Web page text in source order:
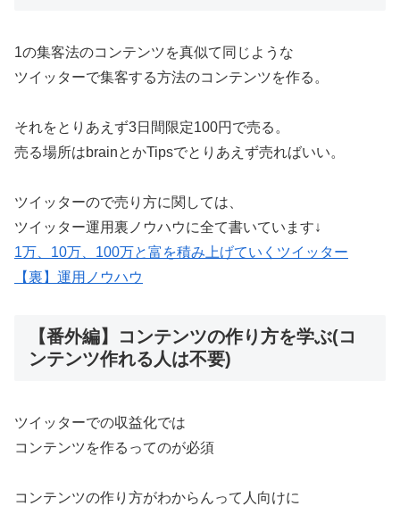
1の集客法のコンテンツを真似て同じような
ツイッターで集客する方法のコンテンツを作る。
それをとりあえず3日間限定100円で売る。
売る場所はbrainとかTipsでとりあえず売ればいい。
ツイッターので売り方に関しては、
ツイッター運用裏ノウハウに全て書いています↓
1万、10万、100万と富を積み上げていくツイッター
【裏】運用ノウハウ
【番外編】コンテンツの作り方を学ぶ(コ
ンテンツ作れる人は不要)
ツイッターでの収益化では
コンテンツを作るってのが必須
コンテンツの作り方がわからんって人向けに